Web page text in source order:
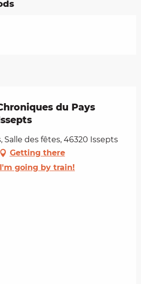
du Pays
Salle des fêtes, 46320 Issepts
Getting there
I'm going by train!